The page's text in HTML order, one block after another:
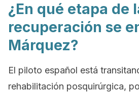
¿En qué etapa de
recuperación se
Márquez?
El piloto español está
rehabilitación posquirúrgica,